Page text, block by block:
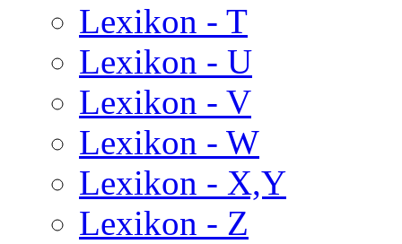
Lexikon - T
Lexikon - U
Lexikon - V
Lexikon - W
Lexikon - X,Y
Lexikon - Z